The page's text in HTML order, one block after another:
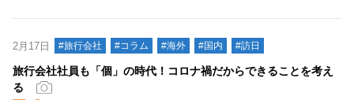
2月17日 #旅行会社 #コラム #海外 #国内 #訪日
旅行会社社員も「個」の時代！コロナ禍だからできることを考え
る